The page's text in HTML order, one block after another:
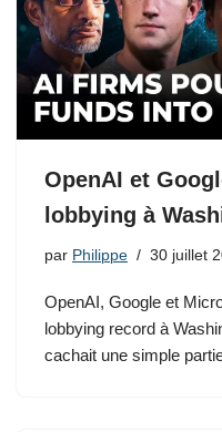
OpenAI et
lobbying à
par Philippe 30 juillet
OpenAI, Google et
lobbying record à
cachait une simple